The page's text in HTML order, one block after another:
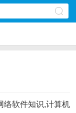
络软件知识,计算机